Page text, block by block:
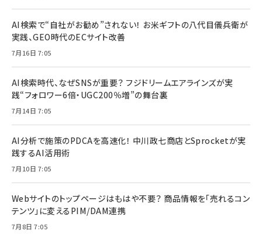
AI検索で“自社がお勧め”されない！ お米ギフトの八代目儀兵衛が
実践、GEO時代のECサイト改善
7月16日 7:05
AI検索時代、なぜSNSが重要？ フジドリームエアラインズが実
践“フォロワー6倍・UGC200％増”の舞台裏
7月14日 7:05
AI分析で施策のPDCAを高速化！ 中川政七商店とSprocketが実
践するAI活用術
7月10日 7:05
Webサイトのトップページはもはや不要？ 商品情報を「売れるコン
テンツ」に変えるPIM/DAM連携
7月8日 7:05